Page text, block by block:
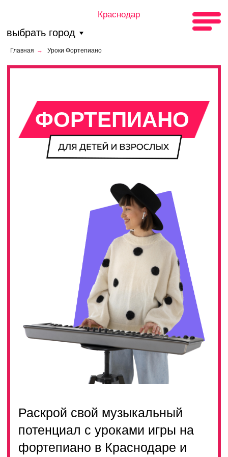
Краснодар
Главная → Уроки Фортепиано
Раскрой свой музыкальный
потенциал с уроками игры на
фортепиано в Краснодаре и
погрузись в волшебство звуков
и мелодий
ЗАДАТЬ ВОПРОС
ТАРИФЫ